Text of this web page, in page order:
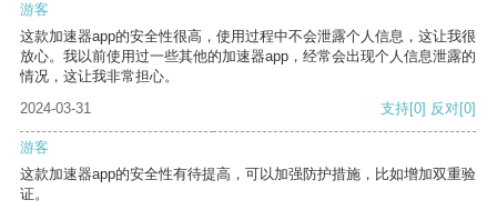
游客
这款加速器app的安全性很高，使用过程中不会泄露个人信息，这让我很
放心。我以前使用过一些其他的加速器app，经常会出现个人信息泄露的
情况，这让我非常担心。
2024-03-31
支持[0] 反对[0]
游客
这款加速器app的安全性有待提高，可以加强防护措施，比如增加双重验
证。